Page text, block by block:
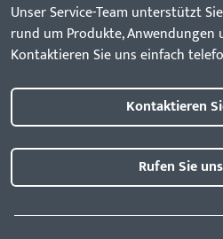
Unser Service-Team unterstützt
rund um Produkte, Anwendungen
Kontaktieren Sie uns einfach
Kontaktieren
Rufen Sie